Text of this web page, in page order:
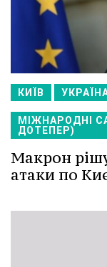
КИЇВ
МІЖНАРОДНІ
ДОТЕПЕР)
Макрон
атаки по